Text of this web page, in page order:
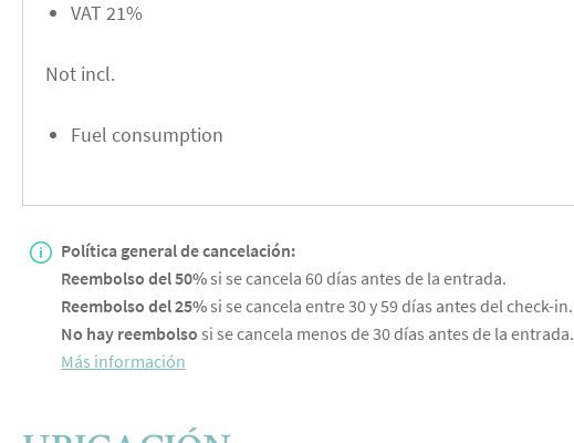
VAT 21%
Not incl.
Fuel consumption
Política general de cancelación:
Reembolso del 50%si se cancela 60 días antes de la entrada.
Reembolso del 25%si se cancela entre 30 y 59 días antes del check-in.
No hay reembolso si se cancela menos de 30 días antes de la entrada.
Más información